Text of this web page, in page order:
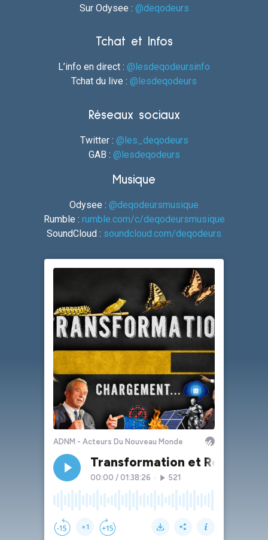
Sur Odysee : @deqodeurs
Tchat et Infos
L’info en direct : @lesdeqodeursinfo
Tchat du live : @lesdeqodeurs
Réseaux sociaux
Twitter : @les_deqodeurs
GAB : @lesdeqodeurs
Musique
Odysee : @deqodeursmusique
Rumble : rumble.com/c/deqodeursmusique
SoundCloud : soundcloud.com/deqodeurs